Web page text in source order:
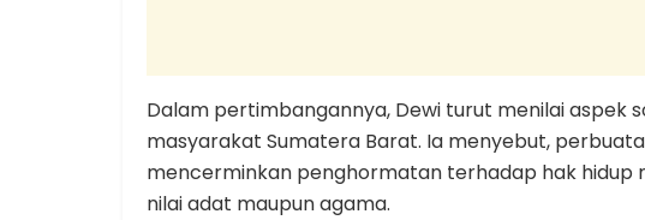
Dalam pertimbangannya, Dewi turut menilai aspek
masyarakat Sumatera Barat. Ia menyebut,
mencerminkan penghormatan terhadap hak hidup
nilai adat maupun agama.